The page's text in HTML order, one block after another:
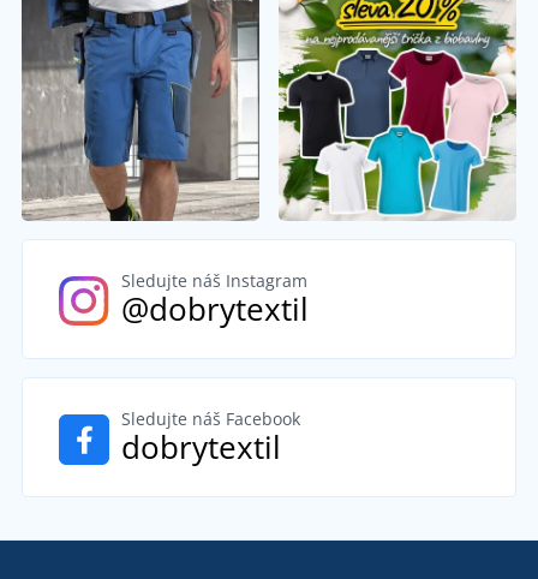
Sledujte náš Instagram
@dobrytextil
Sledujte náš Facebook
dobrytextil